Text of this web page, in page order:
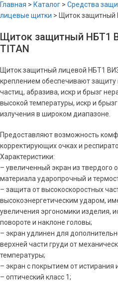
Главная > Каталог > Средства
лицевые щитки > Щиток
Щиток защитный НБТ1
TITAN
Щиток защитный лицевой НБТ1
креплением обеспечивают защиту
частиц, абразива, искр и брызг
высокой температуры, искр и
излучения в широком диапазоне.
Предоставляют возможность
корректирующих очках и
Характеристики:
– увеличенный экран из твердого
материала ударопрочный и
– защита от высокоскоростных
высокоэнергетическим ударом,
увеличения эргономики изделия,
повороте и наклоне головы;
– экран удлинен для
верхней части груди от
температуры;
– экран с покрытием от истирания
– оптический класс 1;